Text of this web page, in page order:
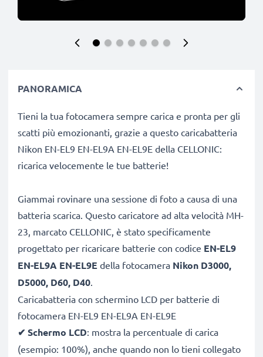
PANORAMICA
Tieni la tua fotocamera sempre carica e pronta per gli
scatti più emozionanti, grazie a questo caricabatteria
Nikon EN-EL9 EN-EL9A EN-EL9E della CELLONIC:
ricarica velocemente le tue batterie!
Giammai rovinare una sessione di foto a causa di una
batteria scarica. Questo caricatore ad alta velocità MH-
23, marcato CELLONIC, è stato specificamente
progettato per ricaricare batterie con codice EN-EL9
EN-EL9A EN-EL9E della fotocamera Nikon D3000,
D5000, D60, D40.
Caricabatteria con schermino LCD per batterie di
fotocamera EN-EL9 EN-EL9A EN-EL9E
✔ Schermo LCD: mostra la percentuale di carica
(esempio: 100%), anche quando non lo tieni collegato